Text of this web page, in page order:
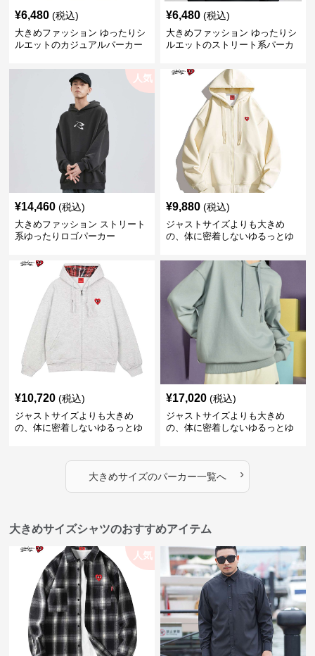
¥6,480 (税込)
大きめファッション ゆったりシ
ルエットのカジュアルパーカー
¥6,480 (税込)
大きめファッション ゆったりシ
ルエットのストリート系パーカ
人気
¥14,460 (税込)
大きめファッション ストリート
系ゆったりロゴパーカー
¥9,880 (税込)
ジャストサイズよりも大きめ
の、体に密着しないゆるっとゆ
ゆったりハッピーハート ジップ
アップパーカー
¥10,720 (税込)
ジャストサイズよりも大きめ
の、体に密着しないゆるっとゆ
アップパーカー
¥17,020 (税込)
ジャストサイズよりも大きめ
の、体に密着しないゆるっとゆ
大きめサイズのパーカー一覧へ ›
大きめサイズシャツのおすすめアイテム
人気